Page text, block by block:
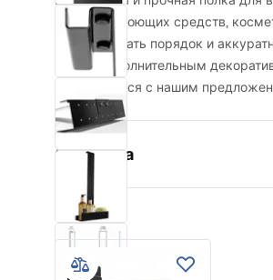
хранения моющих средств,
поддерживать порядок и
станет дополнительным
ознакомиться с нашим
Свойства
Цвет
Материал
Способ монтажа